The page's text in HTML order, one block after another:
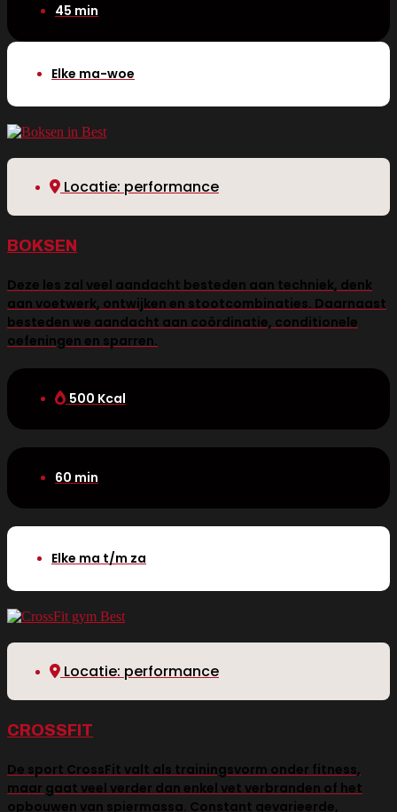
45 min
Elke ma-woe
Locatie: performance
BOKSEN
Deze les zal veel aandacht besteden aan techniek, denk
aan voetwerk, ontwijken en stootcombinaties. Daarnaast
besteden we aandacht aan coördinatie, conditionele
oefeningen en sparren.
500 Kcal
60 min
Elke ma t/m za
Locatie: performance
CROSSFIT
De sport CrossFit valt als trainingsvorm onder fitness,
maar gaat veel verder dan enkel vet verbranden of het
opbouwen van spiermassa. Constant gevarieerde,